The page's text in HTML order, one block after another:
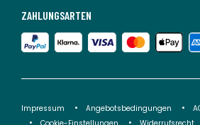
ZAHLUNGSARTEN
Impressum Angebotsbedingungen